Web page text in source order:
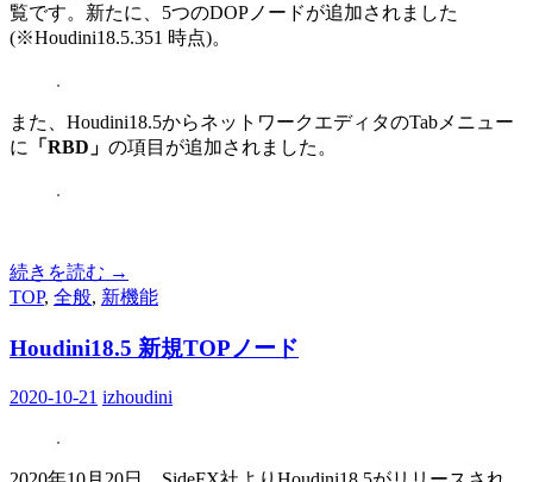
覧です。新たに、5つのDOPノードが追加されました
(※Houdini18.5.351 時点)。
また、Houdini18.5からネットワークエディタのTabメニュー
に 「RBD」 の項目が追加されました。
続きを読む →
TOP, 全般, 新機能
Houdini18.5 新規TOPノード
2020-10-21 izhoudini